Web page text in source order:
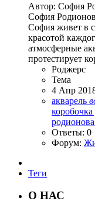
Автор: София
София
София живет в
красотой
атмосферные
протестирует
Роджерc
Тема
4 Апр
акварель
родионова
Ответы: 0
Форум:
Теги
О НАС